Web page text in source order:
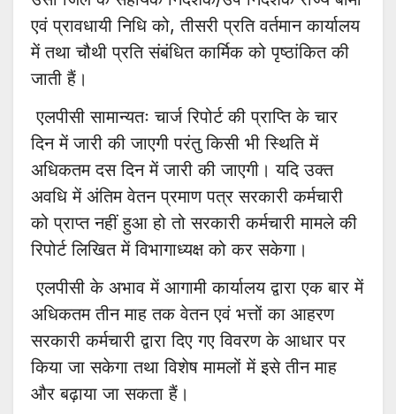
एवं प्रावधायी निधि को, तीसरी प्रति वर्तमान कार्यालय
में तथा चौथी प्रति संबंधित कार्मिक को पृष्ठांकित की
जाती हैं।
एलपीसी सामान्यतः चार्ज रिपोर्ट की प्राप्ति के चार
दिन में जारी की जाएगी परंतु किसी भी स्थिति में
अधिकतम दस दिन में जारी की जाएगी। यदि उक्त
अवधि में अंतिम वेतन प्रमाण पत्र सरकारी कर्मचारी
को प्राप्त नहीं हुआ हो तो सरकारी कर्मचारी मामले की
रिपोर्ट लिखित में विभागाध्यक्ष को कर सकेगा।
एलपीसी के अभाव में आगामी कार्यालय द्वारा एक बार में
अधिकतम तीन माह तक वेतन एवं भत्तों का आहरण
सरकारी कर्मचारी द्वारा दिए गए विवरण के आधार पर
किया जा सकेगा तथा विशेष मामलों में इसे तीन माह
और बढ़ाया जा सकता हैं।